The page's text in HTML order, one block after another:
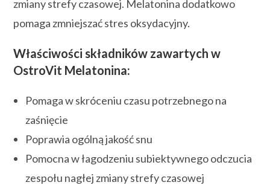
zmiany strefy czasowej. Melatonina dodatkowo
pomaga zmniejszać stres oksydacyjny.
Właściwości składników zawartych w
OstroVit Melatonina:
Pomaga w skróceniu czasu potrzebnego na
zaśnięcie
Poprawia ogólną jakość snu
Pomocna w łagodzeniu subiektywnego odczucia
zespołu nagłej zmiany strefy czasowej